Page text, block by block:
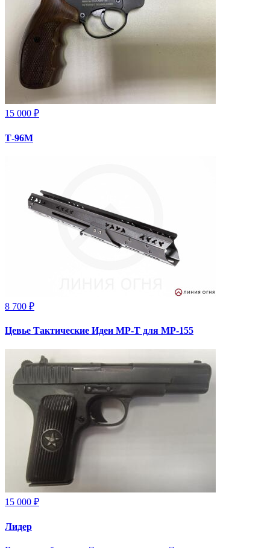
15 000 ₽
Т-96М
8 700 ₽
Цевье Тактические Идеи МР-Т для МР-155
15 000 ₽
Лидер